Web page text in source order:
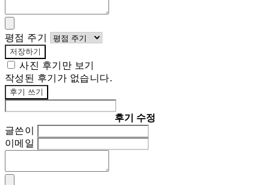
평점 주기
저장하기
사진 후기만 보기
작성된 후기가 없습니다.
후기 쓰기
후기 수정
글쓴이
이메일